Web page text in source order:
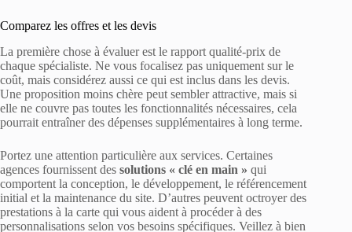
Comparez les offres et les devis
La première chose à évaluer est le rapport qualité-prix de
chaque spécialiste. Ne vous focalisez pas uniquement sur le
coût, mais considérez aussi ce qui est inclus dans les devis.
Une proposition moins chère peut sembler attractive, mais si
elle ne couvre pas toutes les fonctionnalités nécessaires, cela
pourrait entraîner des dépenses supplémentaires à long terme.
Portez une attention particulière aux services. Certaines
agences fournissent des solutions « clé en main » qui
comportent la conception, le développement, le référencement
initial et la maintenance du site. D’autres peuvent octroyer des
prestations à la carte qui vous aident à procéder à des
personnalisations selon vos besoins spécifiques. Veillez à bien